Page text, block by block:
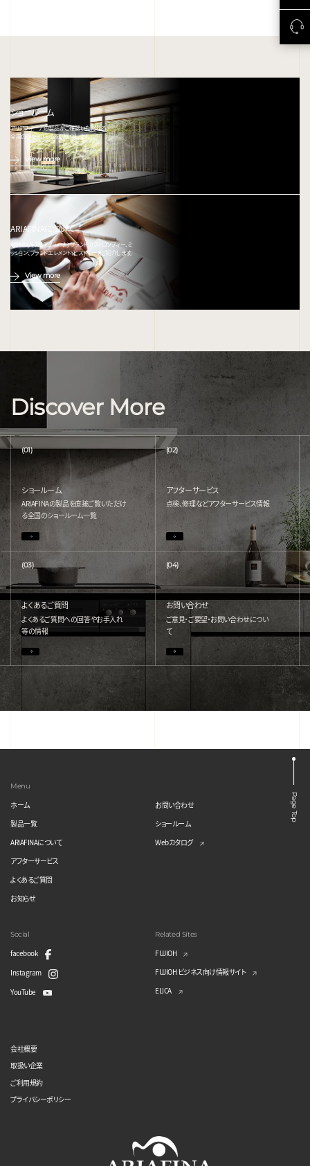
ショールーム
アリアフィーナの製品がご確認いただける、
全国のショールームをご紹介します。
View more
ARIAFINAについて
ARIAFINA(アリアフィーナ) ブランドのフィロソフィー、ミ
ッション、ブランドエレメント、ヒストリーをご紹介します。
View more
Discover More
(01)
ショールーム
ARIAFINAの製品を直接ご覧いただけ
る全国のショールーム一覧
(02)
アフターサービス
点検、修理などアフターサービス情報
(03)
よくあるご質問
よくあるご質問への回答やお手入れ
等の情報
(04)
お問い合わせ
ご意見・ご要望・お問い合わせについ
て
Page Top
Menu
ホーム
製品一覧
ARIAFINAについて
アフターサービス
よくあるご質問
お知らせ
お問い合わせ
ショールーム
Webカタログ
Social
facebook
Instagram
YouTube
Related Sites
FUJIOH
FUJIOH ビジネス向け情報サイト
ELICA
会社概要
取扱い企業
ご利用規約
プライバシーポリシー